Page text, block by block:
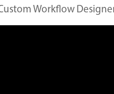
Workflow